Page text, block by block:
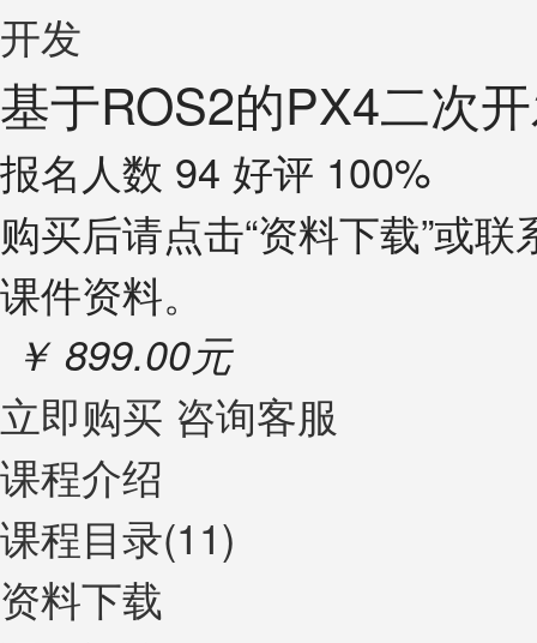
基于ROS2的PX4二次
报名人数 94 好评 100%
购买后请点击“资料下载”或
课件资料。
￥ 899.00元
立即购买 咨询客服
课程介绍
课程目录(11)
资料下载